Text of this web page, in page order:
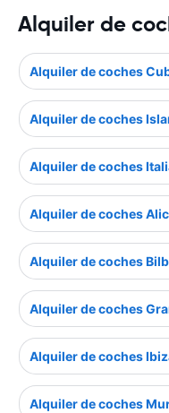
Alquiler de
Alquiler de coches
Alquiler de coches
Alquiler de coches
Alquiler de coches
Alquiler de coches
Alquiler de coches
Alquiler de coches
Alquiler de coches